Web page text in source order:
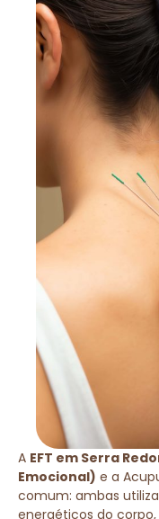
A EFT em Serra
Emocional) e a
comum: ambas
energéticos do